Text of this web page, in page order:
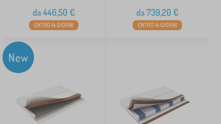
da446,50 €
ENTRO 14 GIORNI
da739,20 €
ENTRO 14 GIORNI
New